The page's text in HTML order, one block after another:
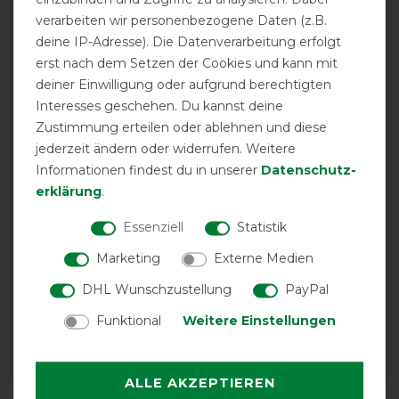
11.12.2023
:-)
16.10.2021
Tolles Preis/Leistungs-Verhältnis
30.06.2021
passt perfekt
sehr schnelle Lieferung, Artikel wie beschrieben, alles
verarbeiten wir personenbezogene Daten (z.B.
deine IP-Adresse). Die Datenverarbeitung erfolgt
erst nach dem Setzen der Cookies und kann mit
deiner Einwilligung oder aufgrund berechtigten
Interesses geschehen. Du kannst deine
Zustimmung erteilen oder ablehnen und diese
jederzeit ändern oder widerrufen. Weitere
Informationen findest du in unserer Daten­schutz­
erklärung.
Essenziell
Statistik
Marketing
Externe Medien
DHL Wunschzustellung
PayPal
Funktional
Weitere Einstellungen
ALLE AKZEPTIEREN